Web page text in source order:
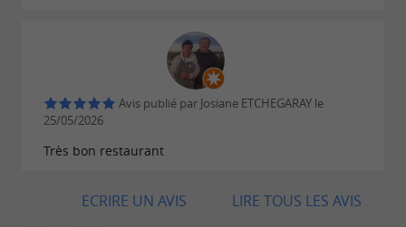
Avis publié par Josiane ETCHEGARAY le
25/05/2026
Très bon restaurant
LIRE TOUS LES AVIS
ECRIRE UN AVIS